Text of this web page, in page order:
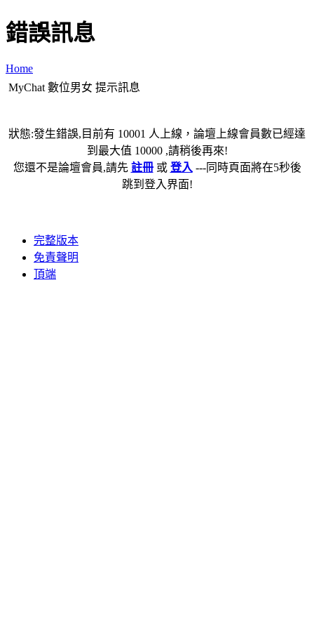
錯誤訊息
Home
MyChat 數位男女 提示訊息
狀態:發生錯誤,目前有 10001 人上線，論壇上線會員數已經達
到最大值 10000 ,請稍後再來!
您還不是論壇會員,請先 註冊或 登入 ---同時頁面將在5秒後
跳到登入界面!
完整版本
免責聲明
頂端